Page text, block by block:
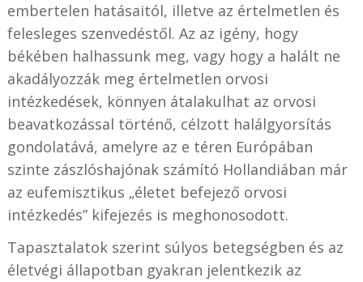
embertelen hatásaitól, illetve az értelmetlen és
felesleges szenvedéstől. Az az igény, hogy
békében halhassunk meg, vagy hogy a halált ne
akadályozzák meg értelmetlen orvosi
intézkedések, könnyen átalakulhat az orvosi
beavatkozással történő, célzott halálgyorsítás
gondolatává, amelyre az e téren Európában
szinte zászlóshajónak számító Hollandiában már
az eufemisztikus „életet befejező orvosi
intézkedés” kifejezés is meghonosodott.
Tapasztalatok szerint súlyos betegségben és az
életvégi állapotban gyakran jelentkezik az